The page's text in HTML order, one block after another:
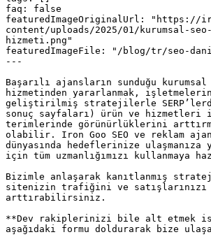
faq: false
featuredImageOriginalUrl: "https://
content/uploads/2025/01/kurumsal-
hizmeti.png"
featuredImageFile: "/blog/tr/seo-
---
Başarılı ajansların sunduğu kurumsal
hizmetinden yararlanmak,
geliştirilmiş stratejilerle
sonuç sayfaları) ürün ve hizmetleri
terimlerinde görünürlüklerini
olabilir. Iron Goo SEO ve reklam
dünyasında hedeflerinize ulaşmanıza
için tüm uzmanlığımızı kullanmaya
Bizimle anlaşarak kanıtlanmış
sitenizin trafiğini ve satışlarınızı
arttırabilirsiniz.
**Dev rakiplerinizi bile alt etmek
aşağıdaki formu doldurarak bize